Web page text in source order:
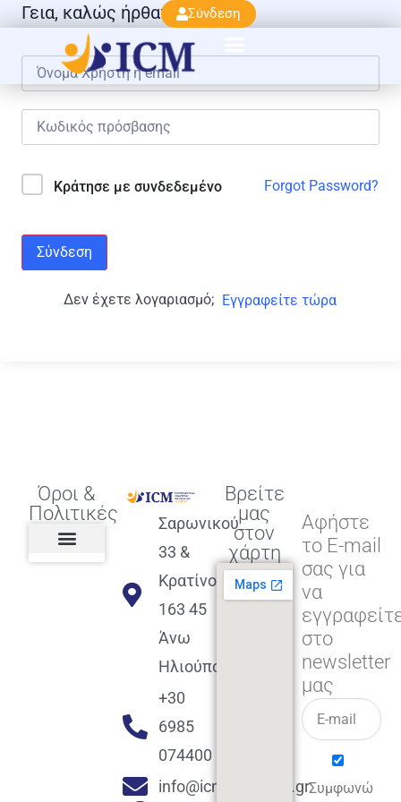
Σύνδεση
Γεια, καλώς ήρθατε πάλι!
Κράτησε με συνδεδεμένο Forgot Password?
Σύνδεση
Δεν έχετε λογαριασμό; Εγγραφείτε τώρα
Όροι &
Πολιτικές
Σαρωνικού
33 &
Κρατίνου
163 45
Άνω
Ηλιούπολη
+30
6985
074400
info@icmacademy.gr
Βρείτε
μας
στον
χάρτη
Αφήστε
το E-mail
σας για
να
στο
newsletter
μας
Συμφωνώ